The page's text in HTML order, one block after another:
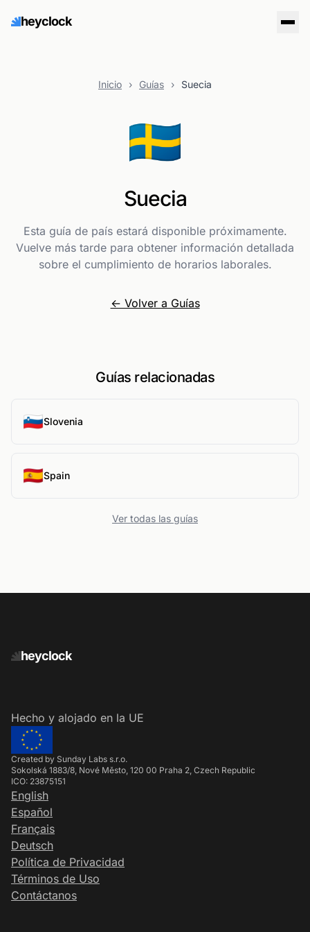
heyclock
Inicio › Guías › Suecia
🇸🇪
Suecia
Esta guía de país estará disponible próximamente.
Vuelve más tarde para obtener información detallada
sobre el cumplimiento de horarios laborales.
← Volver a Guías
Guías relacionadas
🇸🇮Slovenia
🇪🇸Spain
Ver todas las guías
heyclock
Hecho y alojado en la UE
Created by Sunday Labs s.r.o.
Sokolská 1883/8, Nové Město, 120 00 Praha 2, Czech Republic
ICO: 23875151
English
Español
Français
Deutsch
Política de Privacidad
Términos de Uso
Contáctanos